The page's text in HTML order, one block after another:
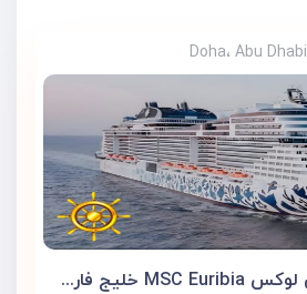
Doha، Abu Dhabi
تور کشتی کروز فوق لوکس MSC Euribia خلیج فارس 5 روزه